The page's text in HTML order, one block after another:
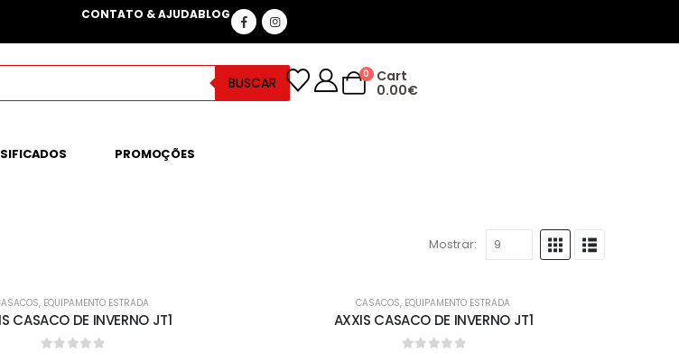
CONTATO & AJUDABLOG
BUSCAR
0
Cart
0.00€
PROMOÇÕES
Mostrar:
, EQUIPAMENTO ESTRADA
CASACO DE INVERNO JT1
CASACOS, EQUIPAMENTO ESTRADA
AXXIS CASACO DE INVERNO JT1